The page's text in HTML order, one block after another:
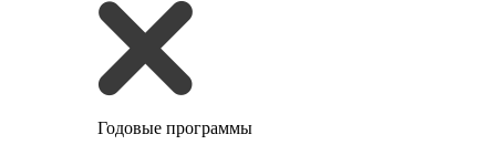
Годовые программы